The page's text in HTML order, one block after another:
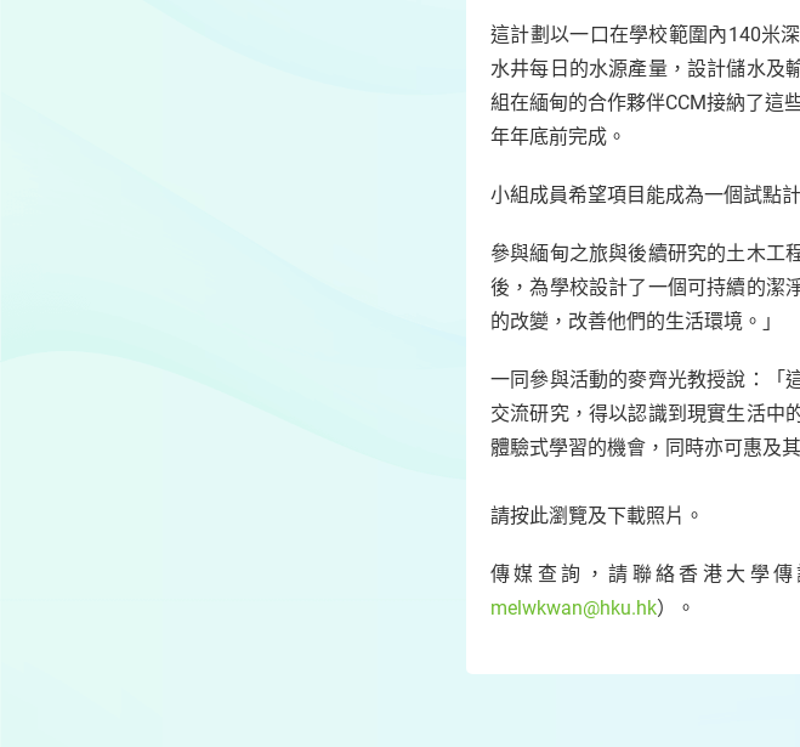
這計劃以一口在學校範圍內140米
水井每日的水源產量，設計儲水及
組在緬甸的合作夥伴CCM接納了這
年年底前完成。
小組成員希望項目能成為一個試點
參與緬甸之旅與後續研究的土木工
後，為學校設計了一個可持續的潔
的改變，改善他們的生活環境。」
一同參與活動的麥齊光教授說：「
交流研究，得以認識到現實生活中
體驗式學習的機會，同時亦可惠及其
請按此瀏覽及下載照片。
傳媒查詢，請聯絡香港大學傳
melwkwan@hku.hk）。